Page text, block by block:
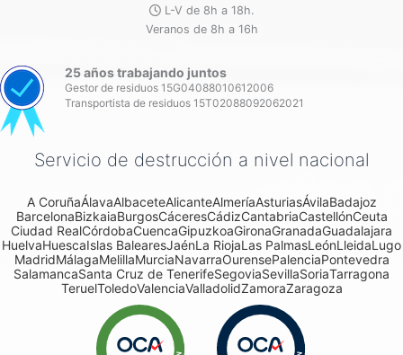
L-V de 8h a 18h.
Veranos de 8h a 16h
25 años trabajando juntos
Gestor de residuos 15G04088010612006
Transportista de residuos 15T02088092062021
Servicio de destrucción a nivel nacional
A CoruñaÁlavaAlbaceteAlicanteAlmeríaAsturiasÁvilaBadajoz
BarcelonaBizkaiaBurgosCáceresCádizCantabriaCastellónCeuta
Ciudad RealCórdobaCuencaGipuzkoaGironaGranadaGuadalajara
HuelvaHuescaIslas BalearesJaénLa RiojaLas PalmasLeónLleidaLugo
MadridMálagaMelillaMurciaNavarraOurensePalenciaPontevedra
SalamancaSanta Cruz de TenerifeSegoviaSevillaSoriaTarragona
TeruelToledoValenciaValladolidZamoraZaragoza